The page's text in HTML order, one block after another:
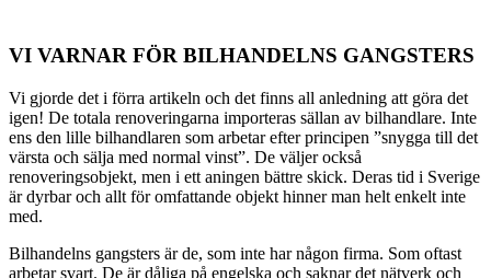
VI VARNAR FÖR BILHANDELNS GANGSTERS
Vi gjorde det i förra artikeln och det finns all anledning att göra det
igen! De totala renoveringarna importeras sällan av bilhandlare. Inte
ens den lille bilhandlaren som arbetar efter principen ”snygga till det
värsta och sälja med normal vinst”. De väljer också
renoveringsobjekt, men i ett aningen bättre skick. Deras tid i Sverige
är dyrbar och allt för omfattande objekt hinner man helt enkelt inte
med.
Bilhandelns gangsters är de, som inte har någon firma. Som oftast
arbetar svart. De är dåliga på engelska och saknar det nätverk och